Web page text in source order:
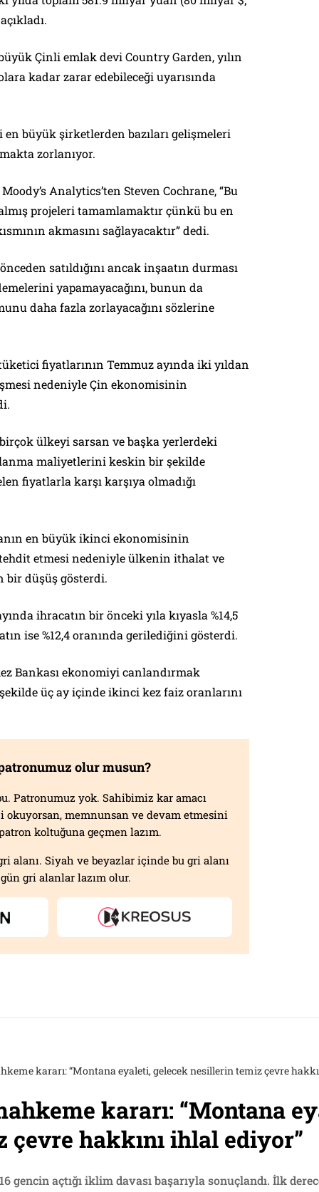
Çinli emlak devi Country Garden, yılın
kadar zarar edebileceği uyarısında
en büyük şirketlerden bazıları gelişmeleri
zorlanıyor.
Analytics’ten Steven Cochrane, “Bu
projeleri tamamlamaktır çünkü bu en
akmasını sağlayacaktır” dedi.
satıldığını ancak inşaatın durması
yapamayacağını, bunun da
daha fazla zorlayacağını sözlerine
fiyatlarının Temmuz ayında iki yıldan
nedeniyle Çin ekonomisinin
ülkeyi sarsan ve başka yerlerdeki
maliyetlerini keskin bir şekilde
fiyatlarla karşı karşıya olmadığı
en büyük ikinci ekonomisinin
etmesi nedeniyle ülkenin ithalat ve
bir düşüş gösterdi.
ihracatın bir önceki yıla kıyasla %14,5
ise %12,4 oranında gerilediğini gösterdi.
Bankası ekonomiyi canlandırmak
üç ay içinde ikinci kez faiz oranlarını
olur musun?
Patronumuz yok. Sahibimiz kar amacı
okuyorsan, memnunsan ve devam etmesini
koltuğuna geçmen lazım.
alanı. Siyah ve beyazlar içinde bu gri alanı
gri alanlar lazım olur.
kararı: “Montana eyaleti, gelecek nesillerin temiz çevre
kararı: “Montana
hakkını ihlal ediyor”
gencin açtığı iklim davası başarıyla sonuçlandı. İlk